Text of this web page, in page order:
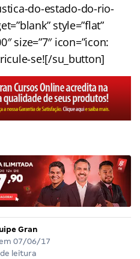
do-estado-do-rio-
style=”flat”
size=”7″ icon=”icon:
se![/su_button]
Gran
07/06/17
leitura